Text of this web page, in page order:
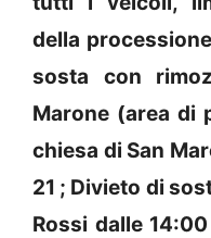
della
sosta con
Marone (area di
chiesa di San
21 ; Divieto di
Rossi dalle